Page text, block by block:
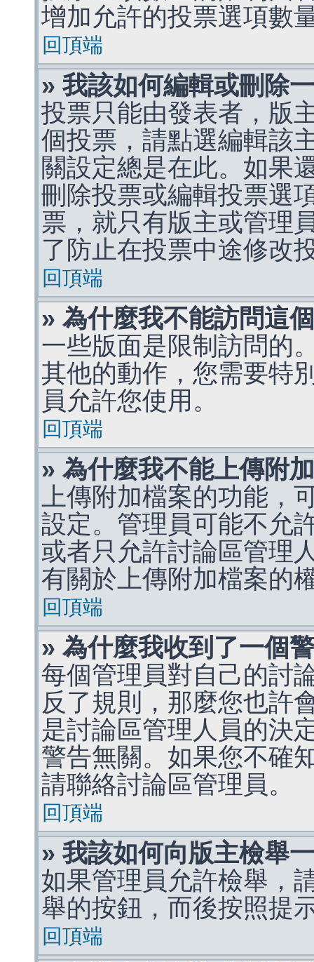
增加允許的投票選項數
回頂端
» 我該如何編輯或刪除
投票只能由發表者，版
個投票，請點選編輯該
關設定總是在此。如果
刪除投票或編輯投票選
票，就只有版主或管理
了防止在投票中途修改
回頂端
» 為什麼我不能訪問這
一些版面是限制訪問的
其他的動作，您需要特
員允許您使用。
回頂端
» 為什麼我不能上傳附
上傳附加檔案的功能，
設定。管理員可能不允
或者只允許討論區管理
有關於上傳附加檔案的
回頂端
» 為什麼我收到了一個
每個管理員對自己的討
反了規則，那麼您也許
是討論區管理人員的決
警告無關。如果您不確
請聯絡討論區管理員。
回頂端
» 我該如何向版主檢舉
如果管理員允許檢舉，
舉的按鈕，而後按照提
回頂端